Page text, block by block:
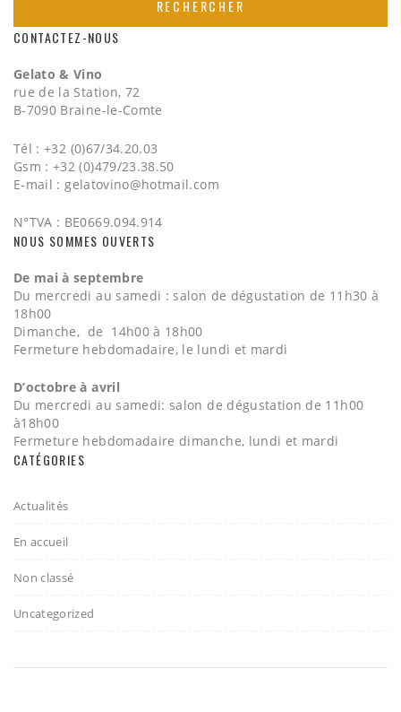
CONTACTEZ-NOUS
Gelato & Vino
rue de la Station, 72
B-7090 Braine-le-Comte
Tél : +32 (0)67/34.20.03
Gsm : +32 (0)479/23.38.50
E-mail : gelatovino@hotmail.com
N°TVA : BE0669.094.914
NOUS SOMMES OUVERTS
De mai à septembre
Du mercredi au samedi : salon de dégustation de 11h30 à
18h00
Dimanche, de 14h00 à 18h00
Fermeture hebdomadaire, le lundi et mardi
D’octobre à avril
Du mercredi au samedi: salon de dégustation de 11h00
à18h00
Fermeture hebdomadaire dimanche, lundi et mardi
CATÉGORIES
Actualités
En accueil
Non classé
Uncategorized